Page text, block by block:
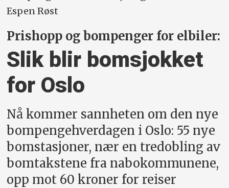
Espen Røst
Prishopp og bompenger for elbiler:
Slik blir bomsjokket
for Oslo
Nå kommer sannheten om den nye
bompengehverdagen i Oslo: 55 nye
bomstasjoner, nær en tredobling av
bomtakstene fra nabokommunene,
opp mot 60 kroner for reiser